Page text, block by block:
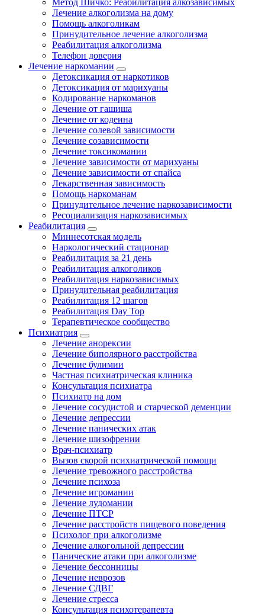
Метод Шичко: Реабилитация алкозависимых
Лечение алкоголизма на дому
Помощь алкоголикам
Принудительное лечение алкоголизма
Реабилитация алкоголизма
Телефон доверия
Лечение наркомании
Детоксикация от наркотиков
Детоксикация от марихуаны
Кодирование наркоманов
Лечение от гашиша
Лечение от кодеина
Лечение солевой зависимости
Лечение созависимости
Лечение токсикомании
Лечение зависимости от марихуаны
Лечение зависимости от спайса
Лекарственная зависимость
Помощь наркоманам
Принудительное лечение наркозависимости
Ресоциализация наркозависимых
Реабилитация
Миннесотская модель
Наркологический стационар
Реабилитация за 21 день
Реабилитация алкоголиков
Реабилитация наркозависимых
Принудительная реабилитация
Реабилитация 12 шагов
Реабилитация Day Top
Терапевтическое сообщество
Психиатрия
Лечение анорексии
Лечение биполярного расстройства
Лечение булимии
Частная психиатрическая клиника
Консультация психиатра
Психиатр на дом
Лечение сосудистой и старческой деменции
Лечение депрессии
Лечение панических атак
Лечение шизофрении
Врач-психиатр
Вызов скорой психиатрической помощи
Лечение тревожного расстройства
Лечение психоза
Лечение игромании
Лечение лудомании
Лечение ПТСР
Лечение расстройств пищевого поведения
Психолог при алкоголизме
Лечение алкогольной депрессии
Панические атаки при алкоголизме
Лечение бессонницы
Лечение неврозов
Лечение СДВГ
Лечение стресса
Консультация психотерапевта